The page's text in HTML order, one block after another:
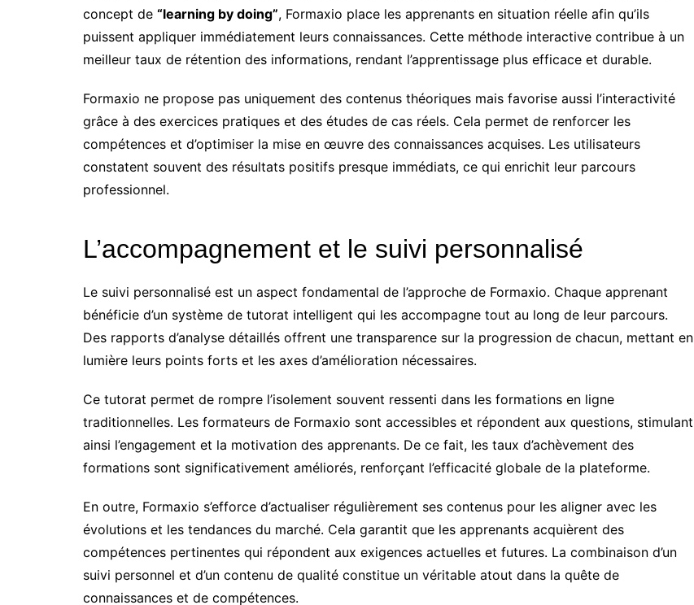
concept de “learning by doing”, Formaxio place les apprenants en situation réelle afin qu’ils
puissent appliquer immédiatement leurs connaissances. Cette méthode interactive contribue à un
meilleur taux de rétention des informations, rendant l’apprentissage plus efficace et durable.
Formaxio ne propose pas uniquement des contenus théoriques mais favorise aussi l’interactivité
grâce à des exercices pratiques et des études de cas réels. Cela permet de renforcer les
compétences et d’optimiser la mise en œuvre des connaissances acquises. Les utilisateurs
constatent souvent des résultats positifs presque immédiats, ce qui enrichit leur parcours
professionnel.
L’accompagnement et le suivi personnalisé
Le suivi personnalisé est un aspect fondamental de l’approche de Formaxio. Chaque apprenant
bénéficie d’un système de tutorat intelligent qui les accompagne tout au long de leur parcours.
Des rapports d’analyse détaillés offrent une transparence sur la progression de chacun, mettant en
lumière leurs points forts et les axes d’amélioration nécessaires.
Ce tutorat permet de rompre l’isolement souvent ressenti dans les formations en ligne
traditionnelles. Les formateurs de Formaxio sont accessibles et répondent aux questions, stimulant
ainsi l’engagement et la motivation des apprenants. De ce fait, les taux d’achèvement des
formations sont significativement améliorés, renforçant l’efficacité globale de la plateforme.
En outre, Formaxio s’efforce d’actualiser régulièrement ses contenus pour les aligner avec les
évolutions et les tendances du marché. Cela garantit que les apprenants acquièrent des
compétences pertinentes qui répondent aux exigences actuelles et futures. La combinaison d’un
suivi personnel et d’un contenu de qualité constitue un véritable atout dans la quête de
connaissances et de compétences.